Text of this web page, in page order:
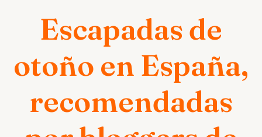
Escapadas de
otoño en España,
recomendadas